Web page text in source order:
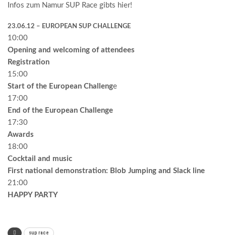
Infos zum Namur SUP Race gibts hier!
23.06.12 – EUROPEAN SUP CHALLENGE
10:00
Opening and welcoming of attendees
Registration
15:00
Start of the European Challenge
17:00
End of the European Challenge
17:30
Awards
18:00
Cocktail and music
First national demonstration: Blob Jumping and Slack line
21:00
HAPPY PARTY
sup race